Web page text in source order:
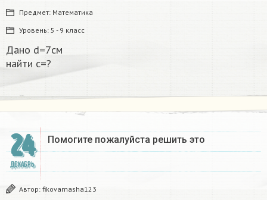
Предмет: Математика
Уровень: 5 - 9 класс
Дано d=7см
найти с=?​
24
ДЕКАБРЬ
Помогите пожалуйста решить это
Автор: fikovamasha123